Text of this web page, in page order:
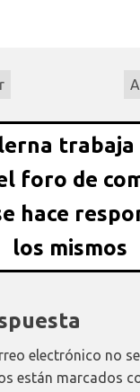
foro de
hace
los mismos
electrónico no
están marcados